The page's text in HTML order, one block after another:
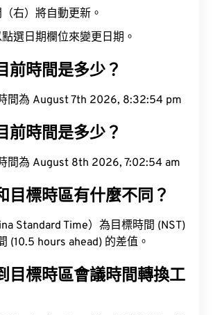
右）將自動更新。
選日期欄位來變更日期。
前時間是多少？
間為 August 7th 2026, 8:32:54 pm
前時間是多少？
間為 August 8th 2026, 7:02:54 am
目標時區有什麼不同？
Standard Time）為目標時間 (NST)
(10.5 hours ahead) 的差值。
目標時區會議時間轉換工